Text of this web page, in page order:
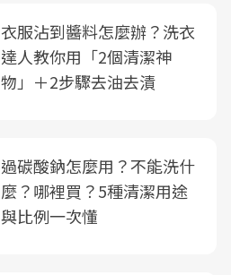
衣服沾到醬料怎麼辦？洗衣
達人教你用「2個清潔神
物」＋2步驟去油去漬
過碳酸鈉怎麼用？不能洗什
麼？哪裡買？5種清潔用途
與比例一次懂